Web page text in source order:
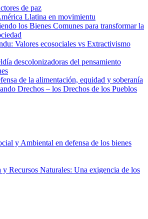
de paz
Llatina en movimientu
los Bienes Comunes para transformar la
Valores ecosociales vs Extractivismo
descolonizadoras del pensamiento
de la alimentación, equidad y soberanía
Drechos – los Drechos de los Pueblos
y Ambiental en defensa de los bienes
Recursos Naturales: Una exigencia de los